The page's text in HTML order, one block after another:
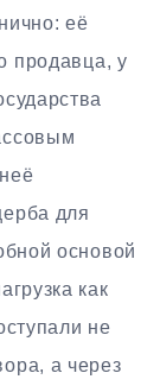
её
продавца, у
для
основой
как
не
а через